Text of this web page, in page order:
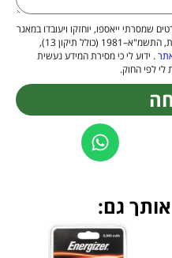
שמסרתי ייאספו, יוחזקו ויעובדו במאגר
מידע בהתאם להוראות חוק הגנת הפרטיות, התשמ"א–1981 (כולל תיקון 13),
. ידוע לי כי מסירת המידע נעשית
לי לפי החוק.
אותך גם: